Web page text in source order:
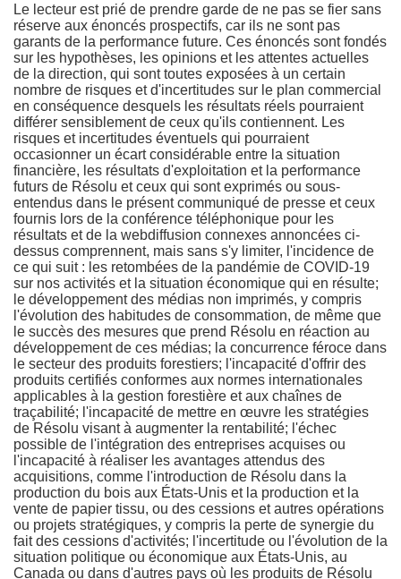
Le lecteur est prié de prendre garde de ne pas se fier sans
réserve aux énoncés prospectifs, car ils ne sont pas
garants de la performance future. Ces énoncés sont fondés
sur les hypothèses, les opinions et les attentes actuelles
de la direction, qui sont toutes exposées à un certain
nombre de risques et d'incertitudes sur le plan commercial
en conséquence desquels les résultats réels pourraient
différer sensiblement de ceux qu'ils contiennent. Les
risques et incertitudes éventuels qui pourraient
occasionner un écart considérable entre la situation
financière, les résultats d'exploitation et la performance
futurs de Résolu et ceux qui sont exprimés ou sous-
entendus dans le présent communiqué de presse et ceux
fournis lors de la conférence téléphonique pour les
résultats et de la webdiffusion connexes annoncées ci-
dessus comprennent, mais sans s'y limiter, l'incidence de
ce qui suit : les retombées de la pandémie de COVID-19
sur nos activités et la situation économique qui en résulte;
le développement des médias non imprimés, y compris
l'évolution des habitudes de consommation, de même que
le succès des mesures que prend Résolu en réaction au
développement de ces médias; la concurrence féroce dans
le secteur des produits forestiers; l'incapacité d'offrir des
produits certifiés conformes aux normes internationales
applicables à la gestion forestière et aux chaînes de
traçabilité; l'incapacité de mettre en œuvre les stratégies
de Résolu visant à augmenter la rentabilité; l'échec
possible de l'intégration des entreprises acquises ou
l'incapacité à réaliser les avantages attendus des
acquisitions, comme l'introduction de Résolu dans la
production du bois aux États-Unis et la production et la
vente de papier tissu, ou des cessions et autres opérations
ou projets stratégiques, y compris la perte de synergie du
fait des cessions d'activités; l'incertitude ou l'évolution de la
situation politique ou économique aux États-Unis, au
Canada ou dans d'autres pays où les produits de Résolu